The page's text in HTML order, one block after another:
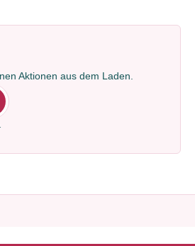
Aktionen aus dem Laden.